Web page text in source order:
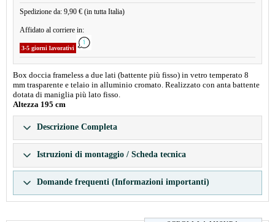
Spedizione da: 9,90 € (in tutta Italia)
Affidato al corriere in:
3-5 giorni lavorativi
Box doccia frameless a due lati (battente più fisso) in vetro temperato 8
mm trasparente e telaio in alluminio cromato. Realizzato con anta battente
dotata di maniglia più lato fisso.
Altezza 195 cm
Descrizione Completa
Istruzioni di montaggio / Scheda tecnica
Domande frequenti (Informazioni importanti)